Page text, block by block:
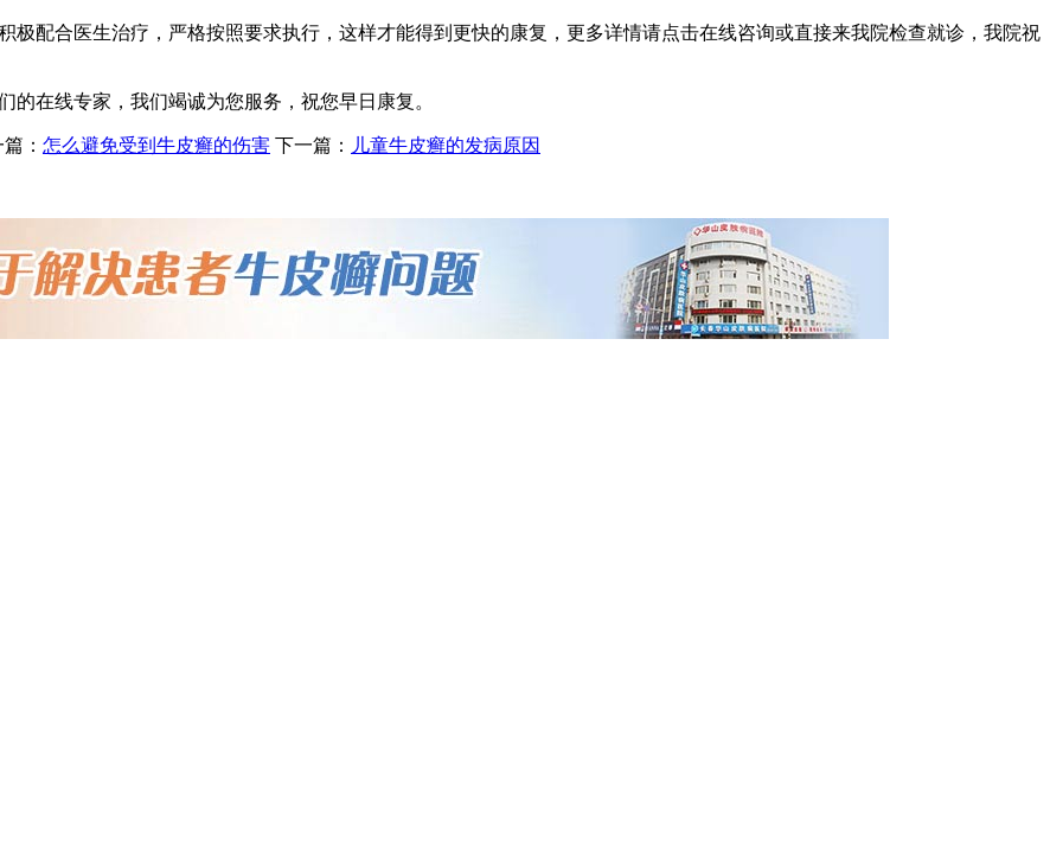
配合医生治疗，严格按照要求执行，这样才能得到更快的康复，更多详情请点击在线咨询或直接来我院检查就诊，我院祝
的在线专家，我们竭诚为您服务，祝您早日康复。
篇： 怎么避免受到牛皮癣的伤害 下一篇： 儿童牛皮癣的发病原因